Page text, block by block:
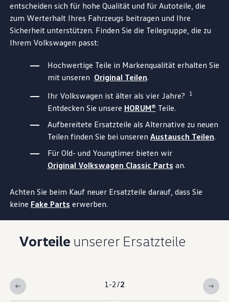
entscheiden sich für hohe Qualität und für Autoteile, die
zum Werterhalt Ihres Fahrzeugs beitragen und Ihre
Sicherheit unterstützen. Finden Sie die Teilegruppe, die zu
Ihrem Volkswagen passt:
Hochwertige Teile in Markenqualität erhalten Sie
mit unseren Original Teilen.
Ihr Volkswagen ist älter als vier Jahre? 1
Entdecken Sie unsere HORUM® Teile.
Aufbereitete Ersatzteile als Alternative zu neuen
Teilen finden Sie bei unseren Austausch Teilen.
Für Old- und Youngtimer bieten wir
Original Volkswagen Classic Parts an.
Achten Sie beim Kauf neuer Ersatzteile darauf, dass Sie
keine Fake Parts erwerben.
Vorteile unserer Ersatzteile
1-2/2